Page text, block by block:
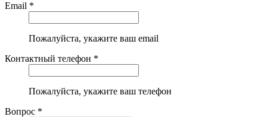
Email *
Пожалуйста, укажите ваш email
Контактный телефон *
Пожалуйста, укажите ваш телефон
Вопрос *